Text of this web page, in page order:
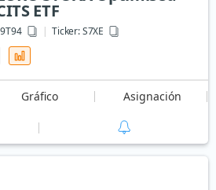
ETF
Ticker:S7XE
Gráfico Asignación